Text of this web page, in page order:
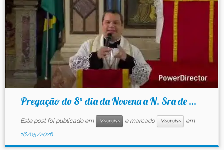
Pregação do 8° dia da Novena a N. Sra de ...
Este post foi publicado em Youtube e marcado Youtube
em
16/05/2026